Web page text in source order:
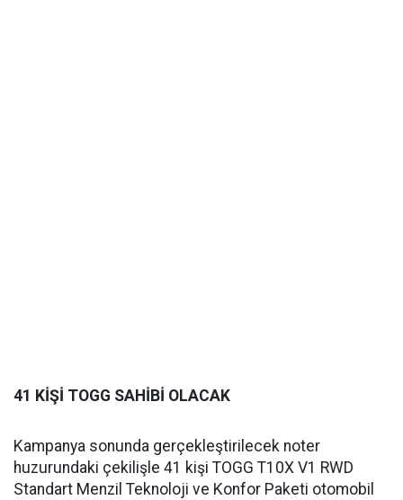
41 KİŞİ TOGG SAHİBİ OLACAK
Kampanya sonunda gerçekleştirilecek noter
huzurundaki çekilişle 41 kişi TOGG T10X V1 RWD
Standart Menzil Teknoloji ve Konfor Paketi otomobil